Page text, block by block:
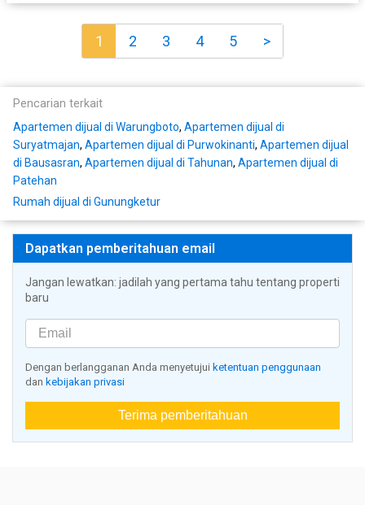
1 2 3 4 5 >
Pencarian terkait
Apartemen dijual di Warungboto, Apartemen dijual di
Suryatmajan, Apartemen dijual di Purwokinanti, Apartemen dijual
di Bausasran, Apartemen dijual di Tahunan, Apartemen dijual di
Patehan
Rumah dijual di Gunungketur
Dapatkan pemberitahuan email
Jangan lewatkan: jadilah yang pertama tahu tentang properti
baru
Dengan berlangganan Anda menyetujui ketentuan penggunaan
dan kebijakan privasi
Terima pemberitahuan